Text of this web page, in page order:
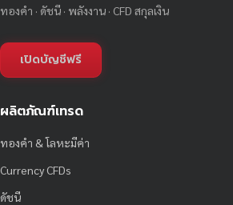
ทองคำ · ดัชนี · พลังงาน · CFD สกุลเงิน
เปิดบัญชีฟรี
ผลิตภัณฑ์เทรด
ทองคำ & โลหะมีค่า
Currency CFDs
ดัชนี